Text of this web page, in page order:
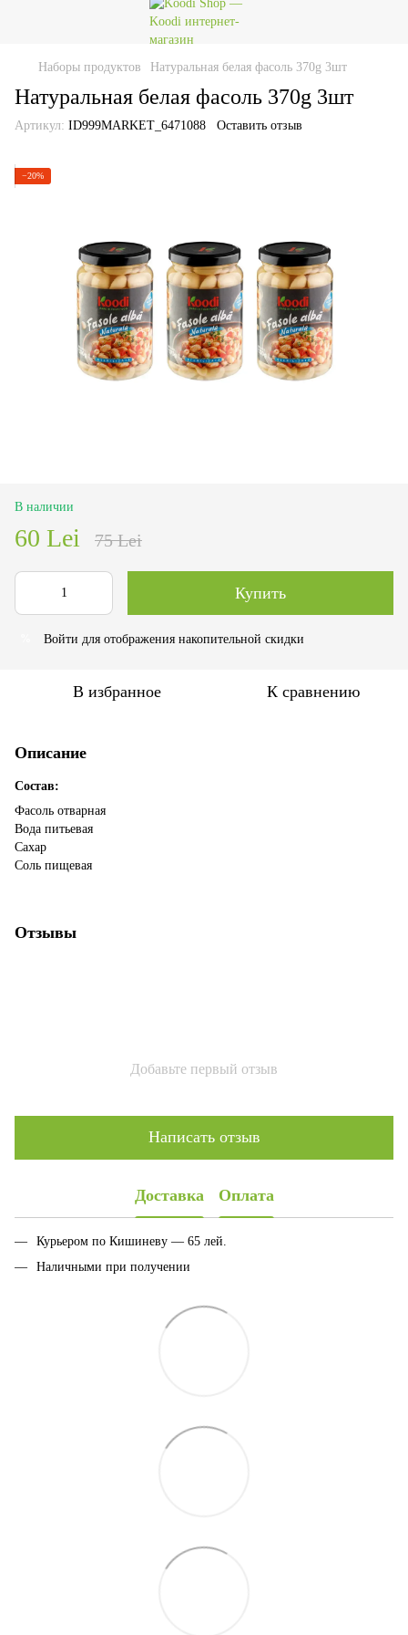
Наборы продуктов Натуральная белая фасоль 370g 3шт
Натуральная белая фасоль 370g 3шт
Артикул: ID999MARKET_6471088 Оставить отзыв
−20%
В наличии
60 Lei 75 Lei
Купить
Войти для отображения накопительной скидки
В избранное К сравнению
Описание
Состав:
Фасоль отварная
Вода питьевая
Сахар
Соль пищевая
Отзывы
Добавьте первый отзыв
Написать отзыв
Доставка Оплата
Курьером по Кишиневу — 65 лей.
Наличными при получении